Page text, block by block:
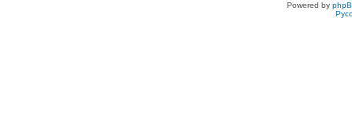
Powered by